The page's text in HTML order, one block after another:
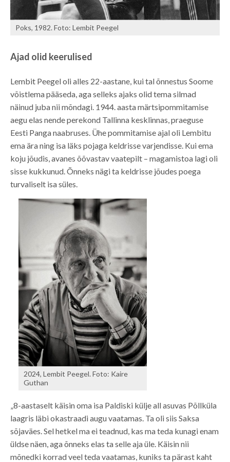
Poks, 1982. Foto: Lembit Peegel
Ajad olid keerulised
Lembit Peegel oli alles 22-aastane, kui tal õnnestus Soome
võistlema pääseda, aga selleks ajaks olid tema silmad
näinud juba nii mõndagi. 1944. aasta märtsipommitamise
aegu elas nende perekond Tallinna kesklinnas, praeguse
Eesti Panga naabruses. Ühe pommitamise ajal oli Lembitu
ema ära ning isa läks pojaga keldrisse varjendisse. Kui ema
koju jõudis, avanes õõvastav vaatepilt – magamistoa lagi oli
sisse kukkunud. Õnneks nägi ta keldrisse jõudes poega
turvaliselt isa süles.
2024, Lembit Peegel. Foto: Kaire
Guthan
„8-aastaselt käisin oma isa Paldiski külje all asuvas Põllküla
laagris läbi okastraadi augu vaatamas. Ta oli siis Saksa
sõjaväes. Sel hetkel ma ei teadnud, kas ma teda kunagi enam
üldse näen, aga õnneks elas ta selle aja üle. Käisin nii
mõnedki korrad veel teda vaatamas, kuniks ta pärast kaht